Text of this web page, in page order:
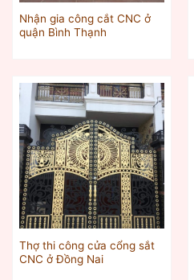
Nhận gia công cắt CNC ở
quận Bình Thạnh
Thợ thi công cửa cổng sắt
CNC ở Đồng Nai